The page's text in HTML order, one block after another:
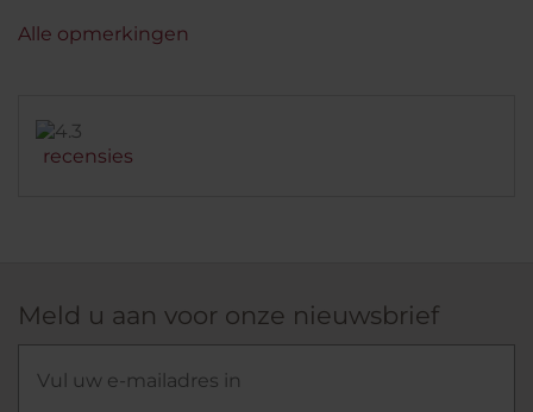
recensies
Alle opmerkingen
Meld u aan voor onze nieuwsbrief